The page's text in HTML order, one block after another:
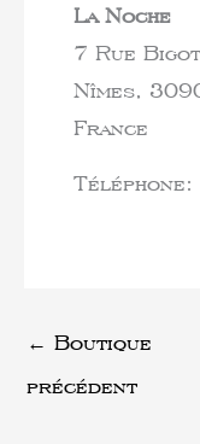
La Noche
7 Rue Bigot
Nîmes,
France
Téléphone:
← Boutique
précédent